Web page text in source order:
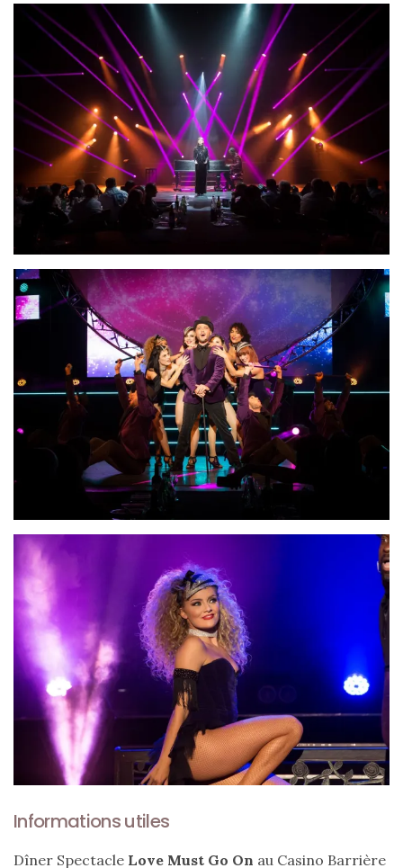
Informations utiles
Dîner Spectacle Love Must Go On au Casino Barrière